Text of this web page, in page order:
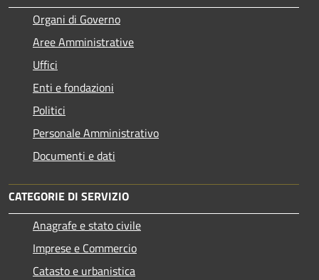
Organi di Governo
Aree Amministrative
Uffici
Enti e fondazioni
Politici
Personale Amministrativo
Documenti e dati
CATEGORIE DI SERVIZIO
Anagrafe e stato civile
Imprese e Commercio
Catasto e urbanistica